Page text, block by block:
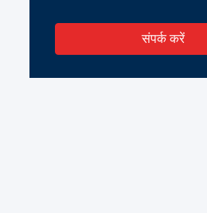
संपर्क करें